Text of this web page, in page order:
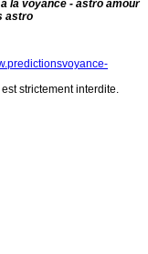
la voyance - astro amour
astro
strictement interdite.